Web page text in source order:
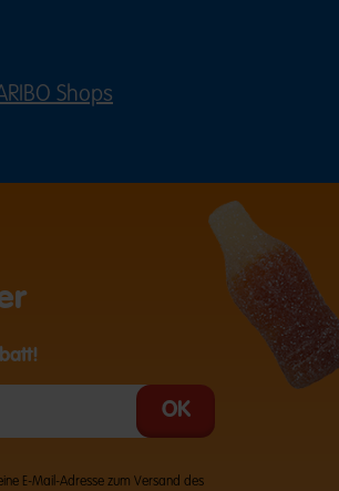
Shops
E-Mail-Adresse zum Versand des